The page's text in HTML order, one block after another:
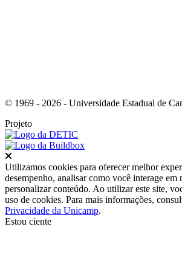
© 1969 - 2026 - Universidade Estadual de
Projeto
Utilizamos cookies para oferecer melhor
desempenho, analisar como você interage em
personalizar conteúdo. Ao utilizar este site,
uso de cookies. Para mais informações,
Privacidade da Unicamp.
Estou ciente